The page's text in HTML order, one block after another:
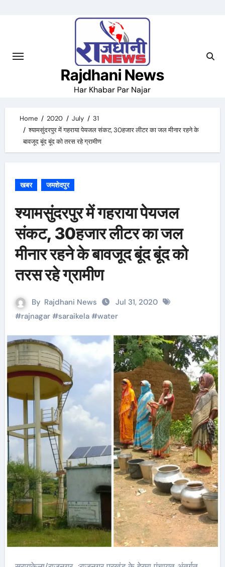
Rajdhani News
Har Khabar Par Najar
Home 2020 July
31
श्यामसुंदरपुर में गहराया पेयजल संकट, 30हजार लीटर का जल मीनार रहने के
बावजूद बूंद बूंद को तरस रहे ग्रामीण
खबर जमशेदपुर
श्यामसुंदरपुर में गहराया पेयजल
संकट, 30हजार लीटर का जल
मीनार रहने के बावजूद बूंद बूंद को
तरस रहे ग्रामीण
By Rajdhani News
Jul 31, 2020
#rajnagar#saraikela#water